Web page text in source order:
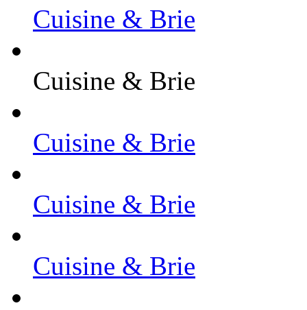
Cuisine & Brie
Cuisine & Brie
Cuisine & Brie
Cuisine & Brie
Cuisine & Brie